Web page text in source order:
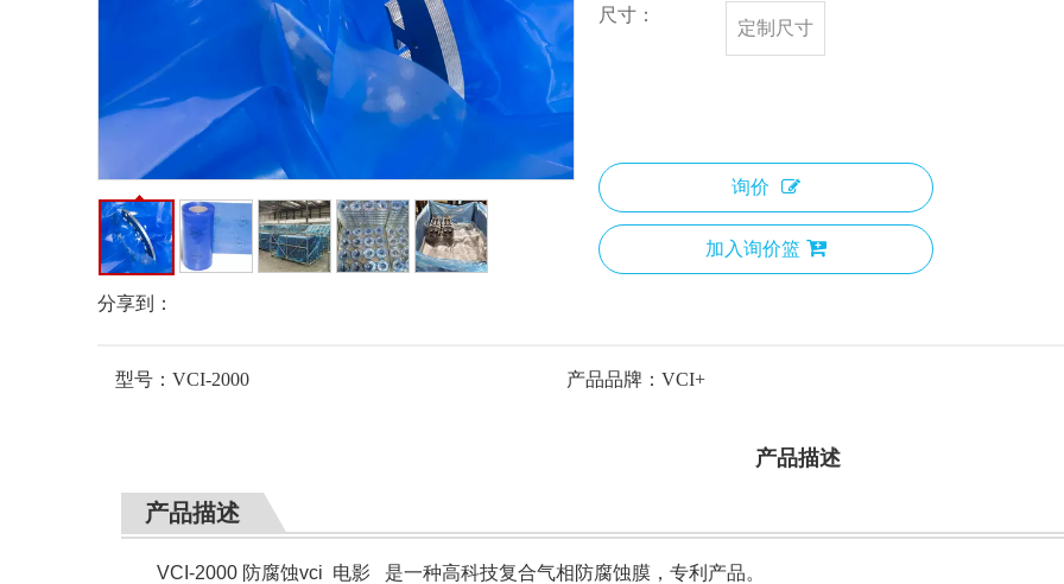
分享到：
尺寸：
定制尺寸
询价
加入询价篮
型号： VCI-2000 产品品牌： VCI+
产品描述
产品描述
VCI-2000 防腐蚀vci 电影 是一种高科技复合气相防腐蚀膜，专利产品。